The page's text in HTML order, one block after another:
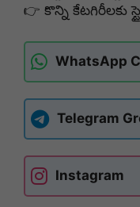
👉 కొన్ని కేటగిరీలకు
WhatsApp
Telegram
Instagram